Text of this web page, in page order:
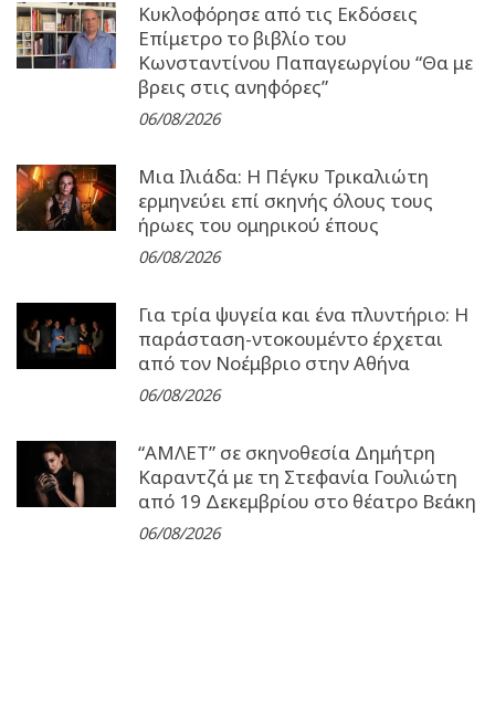
Κυκλοφόρησε από τις Εκδόσεις
Επίμετρο το βιβλίο του
Κωνσταντίνου Παπαγεωργίου “Θα με
βρεις στις ανηφόρες”
06/08/2026
Μια Ιλιάδα: H Πέγκυ Τρικαλιώτη
ερμηνεύει επί σκηνής όλους τους
ήρωες του ομηρικού έπους
06/08/2026
Για τρία ψυγεία και ένα πλυντήριο: Η
παράσταση-ντοκουμέντο έρχεται
από τον Νοέμβριο στην Αθήνα
06/08/2026
“ΑΜΛΕΤ” σε σκηνοθεσία Δημήτρη
Καραντζά με τη Στεφανία Γουλιώτη
από 19 Δεκεμβρίου στο θέατρο Βεάκη
06/08/2026